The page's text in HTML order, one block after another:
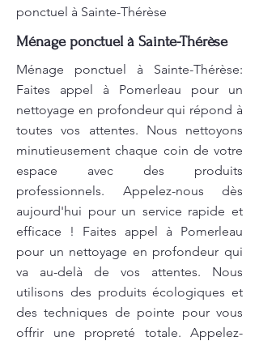
ponctuel à Sainte-Thérèse
Ménage ponctuel à Sainte-Thérèse
Ménage ponctuel à Sainte-Thérèse:
Faites appel à Pomerleau pour un
nettoyage en profondeur qui répond à
toutes vos attentes. Nous nettoyons
minutieusement chaque coin de votre
espace avec des produits
professionnels. Appelez-nous dès
aujourd'hui pour un service rapide et
efficace ! Faites appel à Pomerleau
pour un nettoyage en profondeur qui
va au-delà de vos attentes. Nous
utilisons des produits écologiques et
des techniques de pointe pour vous
offrir une propreté totale. Appelez-